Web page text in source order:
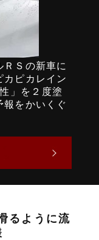
Ｓの新車に
カピカレイン
」を２度塗
報をかいくぐ
るように流